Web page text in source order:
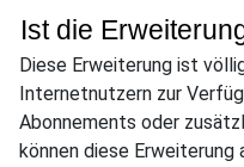
Ist die
Diese Erweiterung ist
Internetnutzern zur
Abonnements oder
können diese